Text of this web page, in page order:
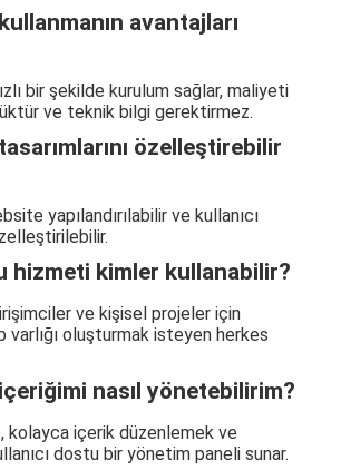
avantajları
bir şekilde kurulum sağlar, maliyeti
ve teknik bilgi gerektirmez.
özelleştirebilir
yapılandırılabilir ve kullanıcı
hizmeti kimler kullanabilir?
ve kişisel projeler için
oluşturmak isteyen herkes
nasıl yönetebilirim?
kolayca içerik düzenlemek ve
dostu bir yönetim paneli sunar.